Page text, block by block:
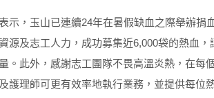
示，玉山已連續24年在暑假缺血之際舉辦捐
源及志工人力，成功募集近6,000袋的熱血
。此外，感謝志工團隊不畏高溫炎熱，在每
護理師可更有效率地執行業務，並提供每位